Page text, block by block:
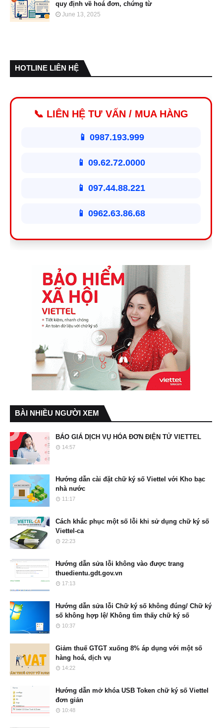
quy định về hoá đơn, chứng từ
June 13, 2025
HOTLINE LIÊN HỆ
📞 LIÊN HỆ TƯ VẤN / MUA HÀNG
📱 0987.193.999
📱 09.62.72.0000
📱 097.44.88.221
📱 0962.63.86.68
BÀI NHIỀU NGƯỜI XEM
BÁO GIÁ DỊCH VỤ HÓA ĐƠN ĐIỆN TỬ VIETTEL
14:57
Hướng dẫn cài đặt chữ ký số Viettel với Kho bạc
nhà nước
11:17
Cách khắc phục một số lỗi khi sử dụng chữ ký số
Viettel-ca
22:23
Hướng dẫn sửa lỗi không vào được trang
thuedientu.gdt.gov.vn
17:13
Hướng dẫn sửa lỗi Chữ ký số không đúng/ Chữ ký
số không hợp lệ/ Không tìm thấy chữ ký số
10:37
Giảm thuế GTGT xuống 8% áp dụng với một số
hàng hoá, dịch vụ
14:22
Hướng dẫn mở khóa USB Token chữ ký số Viettel
đơn giản
10:48